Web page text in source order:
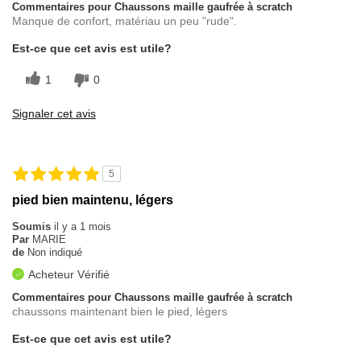
Commentaires pour Chaussons maille gaufrée à scratch
Manque de confort, matériau un peu "rude".
Est-ce que cet avis est utile?
1 0
Signaler cet avis
5
pied bien maintenu, légers
Soumis il y a 1 mois
Par MARIE
de Non indiqué
Acheteur Vérifié
Commentaires pour Chaussons maille gaufrée à scratch
chaussons maintenant bien le pied, légers
Est-ce que cet avis est utile?